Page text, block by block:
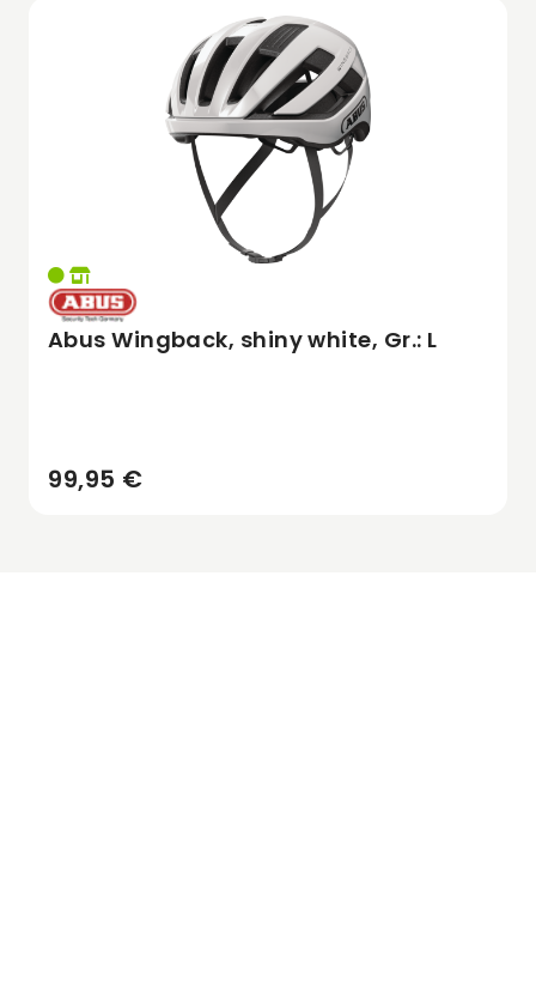
Abus Wingback, shiny white, Gr.: L
99,95 €